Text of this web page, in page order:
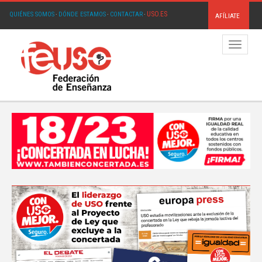
QUIÉNES SOMOS· DÓNDE ESTAMOS· CONTACTAR· USO.ES AFÍLIATE
Menú